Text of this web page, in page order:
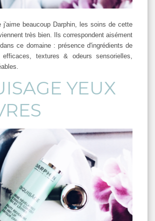
j'aime beaucoup Darphin, les soins de cette
très bien. Ils correspondent aisément
ce domaine : présence d'ingrédients de
textures & odeurs sensorielles,
YEUX